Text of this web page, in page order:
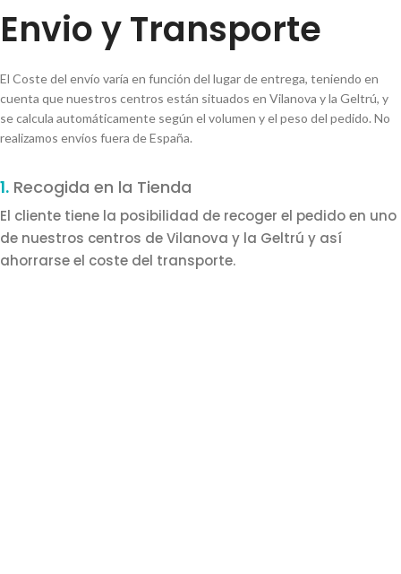
Envio y Transporte
El Coste del envío varía en función del lugar de entrega, teniendo en
cuenta que nuestros centros están situados en Vilanova y la Geltrú, y
se calcula automáticamente según el volumen y el peso del pedido. No
realizamos envíos fuera de España.
1. Recogida en la Tienda
El cliente tiene la posibilidad de recoger el pedido en uno
de nuestros centros de Vilanova y la Geltrú y así
ahorrarse el coste del transporte.